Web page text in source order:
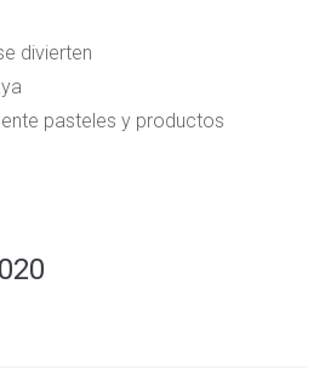
divierten
pasteles y productos